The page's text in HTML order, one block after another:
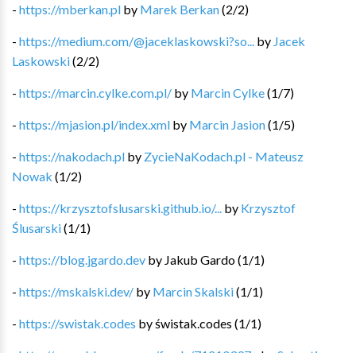
- https://mberkan.pl by Marek Berkan(2/2)
- https://medium.com/@jaceklaskowski?so... by Jacek
Laskowski(2/2)
- https://marcin.cylke.com.pl/ by Marcin Cylke(1/7)
- https://mjasion.pl/index.xml by Marcin Jasion(1/5)
- https://nakodach.pl by ZycieNaKodach.pl - Mateusz
Nowak (1/2)
- https://krzysztofslusarski.github.io/... by Krzysztof
Ślusarski(1/1)
- https://blog.jgardo.dev by Jakub Gardo(1/1)
- https://mskalski.dev/ by Marcin Skalski(1/1)
- https://swistak.codes byświstak.codes (1/1)